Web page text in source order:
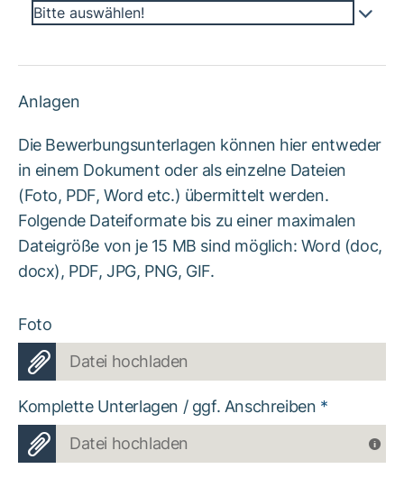
Bitte auswählen!
Anlagen
Die Bewerbungsunterlagen können hier entweder
in einem Dokument oder als einzelne Dateien
(Foto, PDF, Word etc.) übermittelt werden.
Folgende Dateiformate bis zu einer maximalen
Dateigröße von je 15 MB sind möglich: Word (doc,
docx), PDF, JPG, PNG, GIF.
Foto
Datei hochladen
Komplette Unterlagen / ggf. Anschreiben *
Datei hochladen